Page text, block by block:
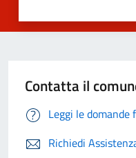
Contatta il
Leggi le domande
Richiedi